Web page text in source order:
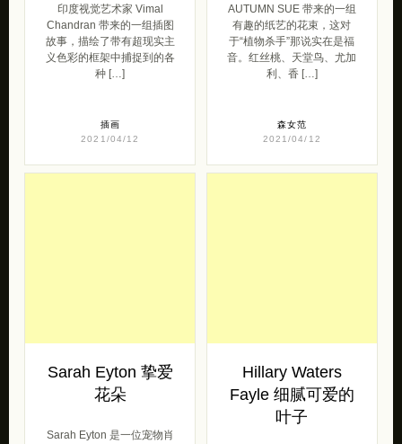
印度视觉艺术家 Vimal
Chandran 带来的一组插图
故事，描绘了带有超现实主
义色彩的框架中捕捉到的各
种 […]
插画
2021/04/12
AUTUMN SUE 带来的一组
有趣的纸艺的花束，这对
于“植物杀手”那说实在是福
音。红丝桃、天堂鸟、尤加
利、香 […]
森女范
2021/04/12
Sarah Eyton 挚爱
花朵
Sarah Eyton 是一位宠物肖
Hillary Waters
Fayle 细腻可爱的
叶子